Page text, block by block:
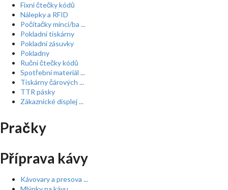
Fixní čtečky kódů
Nálepky a RFID
Počítačky mincí/ba ...
Pokladní tiskárny
Pokladní zásuvky
Pokladny
Ruční čtečky kódů
Spotřební materiál ...
Tiskárny čárových ...
TTR pásky
Zákaznické displej ...
Pračky
Příprava kávy
Kávovary a presova ...